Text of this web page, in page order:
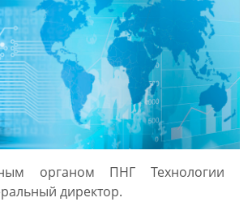
органом ПНГ Технологии
директор.